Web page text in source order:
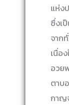
แห่ง
ซึ่งเ
จาก
เนื่อ
อวย
ตาบ
กาญ